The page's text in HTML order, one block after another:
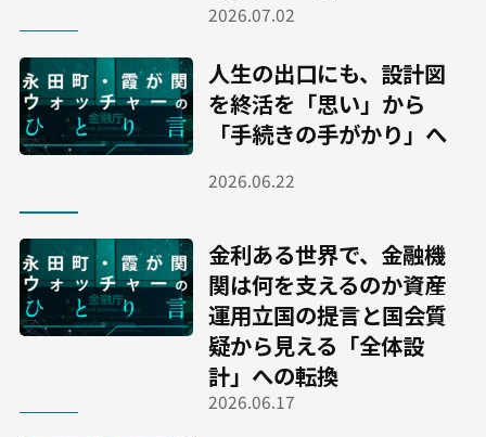
2026.07.02
人生の出口にも、設計図
を――終活を「思い」から
「手続きの手がかり」へ
2026.06.22
金利ある世界で、金融機
関は何を支えるのか――資産
運用立国の提言と国会質
疑から見える「全体設
計」への転換
2026.06.17